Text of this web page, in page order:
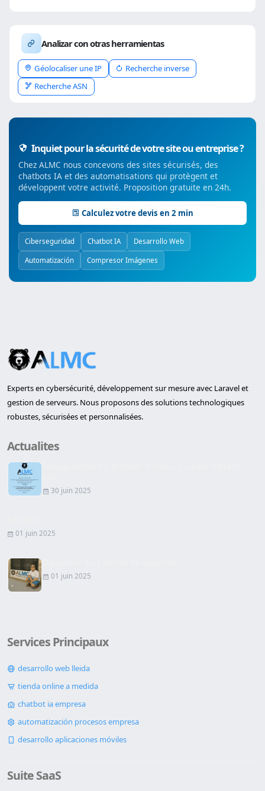
Analizar con otras herramientas
Géolocaliser une IP
Recherche inverse
Recherche ASN
Inquiet pour la sécurité de votre site ou entreprise ?
Chez ALMC nous concevons des sites sécurisés, des
chatbots IA et des automatisations qui protègent et
développent votre activité. Proposition gratuite en 24h.
Calculez votre devis en 2 min
Ciberseguridad Chatbot IA Desarrollo Web
Automatización Compresor Imágenes
Experts en cybersécurité, développement sur mesure avec Laravel et
gestion de serveurs. Nous proposons des solutions technologiques
robustes, sécurisées et personnalisées.
Actualites
30 juin 2025
01 juin 2025
01 juin 2025
Services Principaux
desarrollo web lleida
tienda online a medida
chatbot ia empresa
automatización procesos empresa
desarrollo aplicaciones móviles
Suite SaaS